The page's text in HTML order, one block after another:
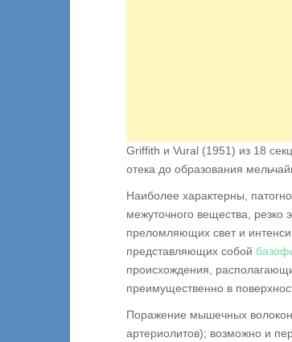
Griffith и Vural (1951) из 18
отека до образования
Наиболее характерны,
межуточного вещества,
преломляющих свет и
представляющих собой
происхождения,
преимущественно в
Поражение мышечных волокон
артериолитов); возможно и